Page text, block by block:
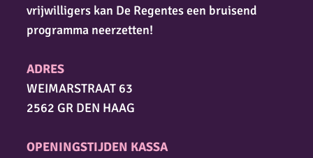
vrijwilligers kan De Regentes een bruisend
programma neerzetten!
ADRES
WEIMARSTRAAT 63
2562 GR DEN HAAG
OPENINGSTIJDEN KASSA